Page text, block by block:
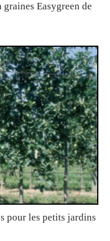
Easygreen de
pour les petits jardins